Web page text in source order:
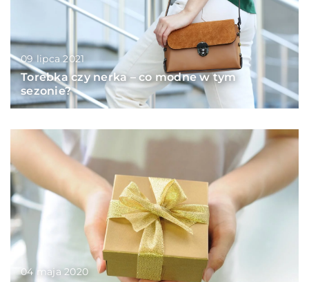
09 lipca 2021
Torebka czy nerka – co modne w tym
sezonie?
04 maja 2020